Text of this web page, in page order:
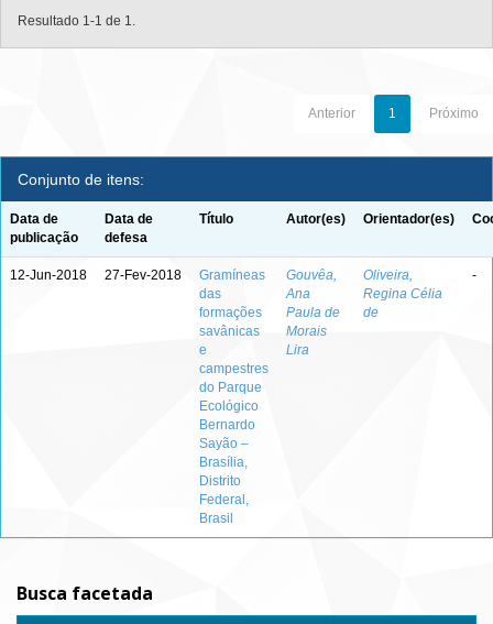
Resultado 1-1 de 1.
Anterior 1 Próximo
Conjunto de itens:
Data de
publicação
Data de
defesa
Título Autor(es) Orientador(es)
12-Jun-2018 27-Fev-2018
Gramíneas
das
formações
savânicas
e
campestres
do Parque
Ecológico
Bernardo
Sayão –
Brasília,
Distrito
Federal,
Brasil
Gouvêa,
Ana
Paula de
Morais
Lira
Oliveira,
Regina Célia
de
-
Busca facetada